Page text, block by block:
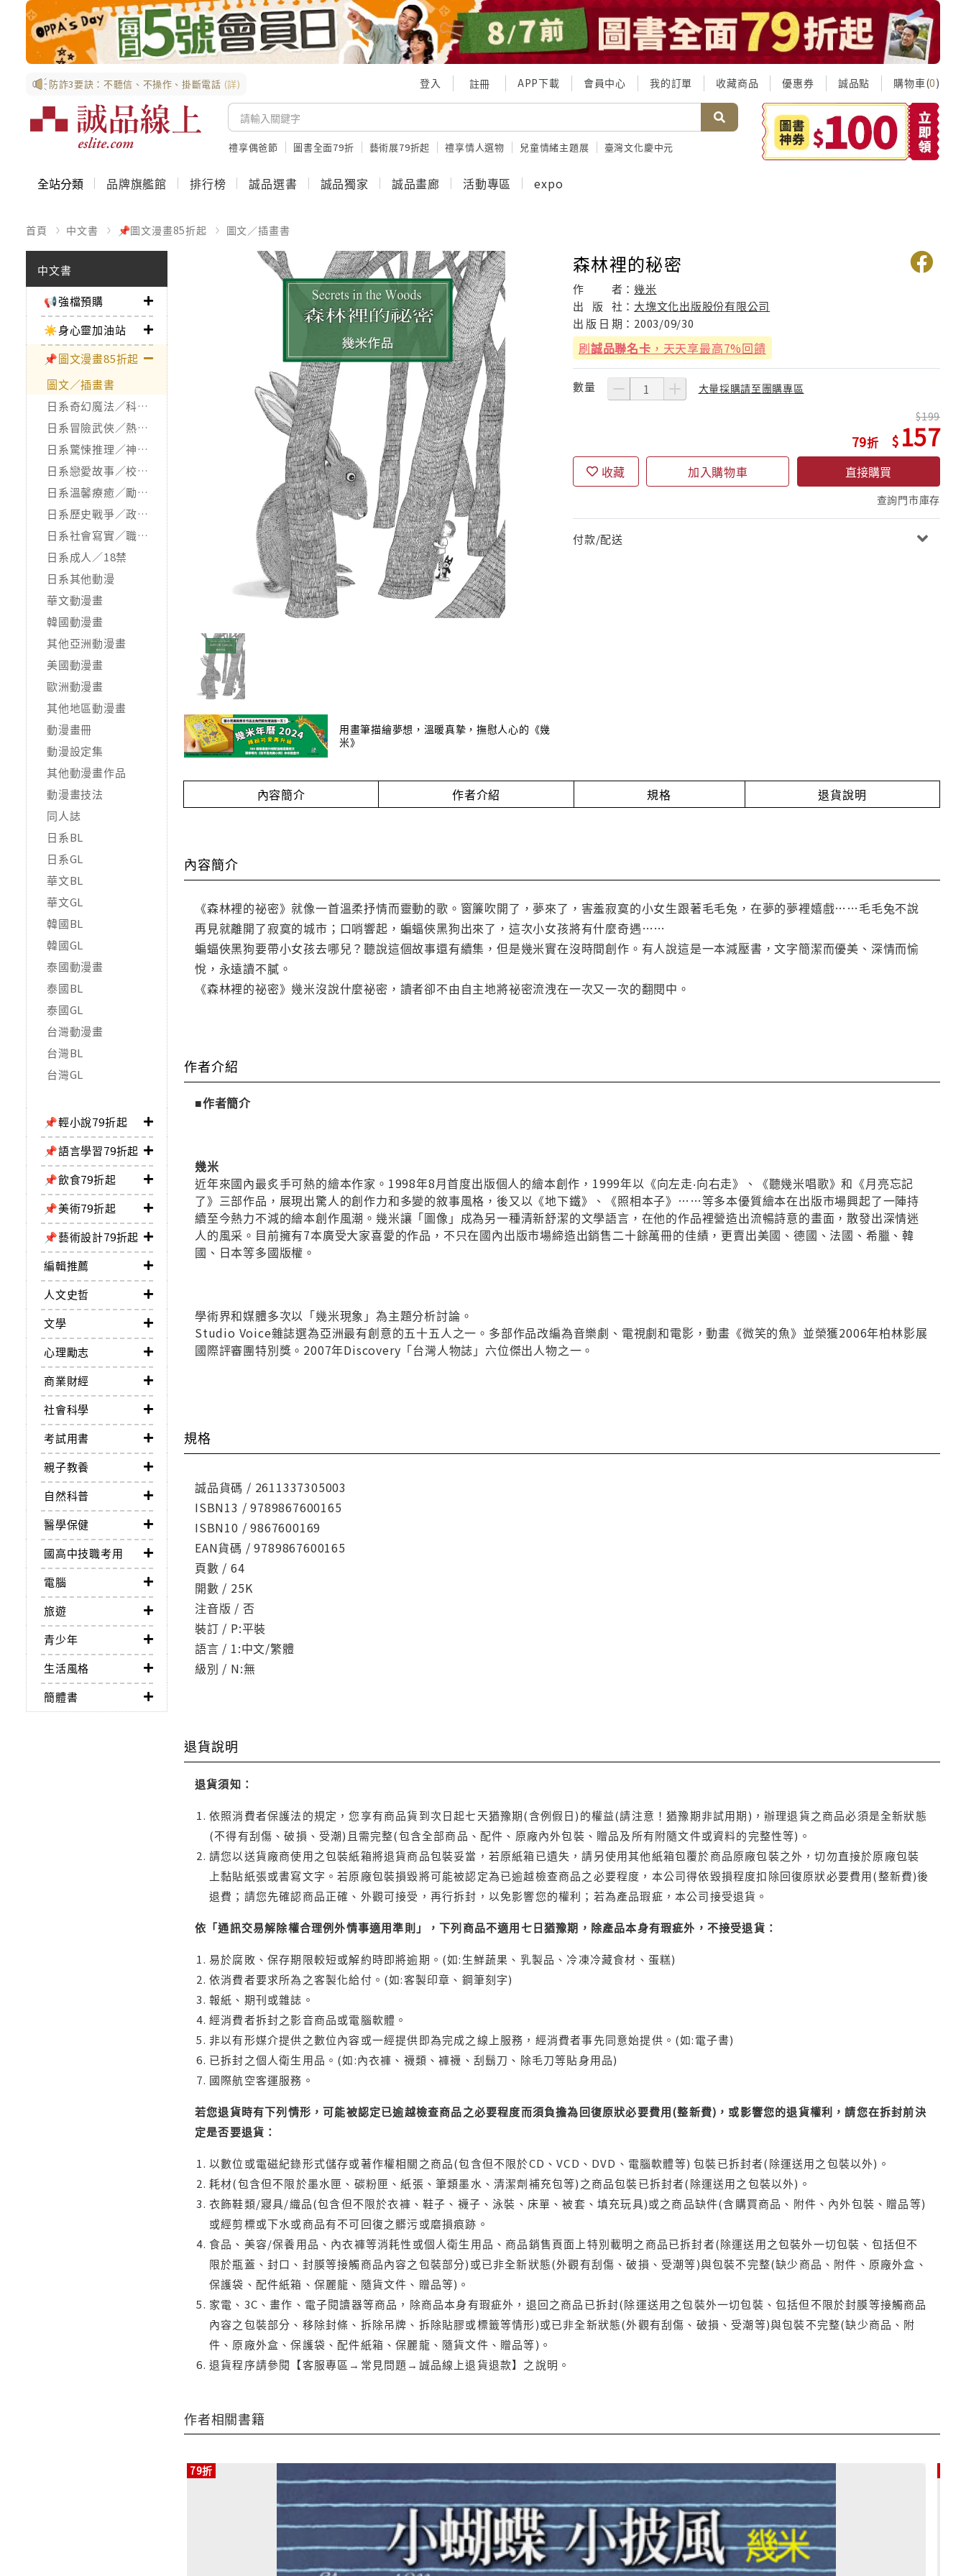
防詐3要訣：不聽信、不操作、掛斷電話 (詳) 登入 註冊 APP下載 會員中心 我的訂單 收藏商品 優惠券 誠品點 購物車(0)
禮享偶爸節 圖書全面79折 藝術展79折起 禮享情人選物 兒童情緒主題展 臺灣文化慶中元
全站分類 品牌旗艦館 排行榜 誠品選書 誠品獨家 誠品畫廊 活動專區 expo
首頁 中文書 📌圖文漫畫85折起 圖文／插畫書
中文書
📢強檔預購
☀️身心靈加油站
📌圖文漫畫85折起
圖文／插畫書
日系奇幻魔法／科幻冒險
日系冒險武俠／熱血運動
日系驚悚推理／神怪靈異
日系戀愛故事／校園青春
日系溫馨療癒／勵志搞笑
日系歷史戰爭／政治宗教
日系社會寫實／職場職人
日系成人／18禁
日系其他動漫
華文動漫畫
韓國動漫畫
其他亞洲動漫畫
美國動漫畫
歐洲動漫畫
其他地區動漫畫
動漫畫冊
動漫設定集
其他動漫畫作品
動漫畫技法
同人誌
日系BL
日系GL
華文BL
華文GL
韓國BL
韓國GL
泰國動漫畫
泰國BL
泰國GL
台灣動漫畫
台灣BL
台灣GL
📌輕小說79折起
📌語言學習79折起
📌飲食79折起
📌美術79折起
📌藝術設計79折起
編輯推薦
人文史哲
文學
心理勵志
商業財經
社會科學
考試用書
親子教養
自然科普
醫學保健
國高中技職考用
電腦
旅遊
青少年
生活風格
簡體書
用畫筆描繪夢想，溫暖真摯，撫慰人心的《幾
米》
森林裡的秘密
作 者：幾米
出
版 社： 大塊文化出版股份有限公司
出 版 日 期： 2003/09/30
刷誠品聯名卡 ，天天享最高7%回饋
數量 大量採購請至團購專區
79
199
157
收藏 加入購物車 直接購買
查詢門市庫存
付款/配送
內容簡介 作者介紹 規格 退貨說明
內容簡介
《森林裡的祕密》就像一首溫柔抒情而靈動的歌。窗簾吹開了，夢來了，害羞寂寞的小女生跟著毛毛兔，在夢的夢裡嬉戲……毛毛兔不說
再見就離開了寂寞的城市；口哨響起，蝙蝠俠黑狗出來了，這次小女孩將有什麼奇遇……
蝙蝠俠黑狗要帶小女孩去哪兒？聽說這個故事還有續集，但是幾米實在沒時間創作。有人說這是一本減壓書，文字簡潔而優美、深情而愉
悅，永遠讀不膩。
《森林裡的祕密》幾米沒說什麼祕密，讀者卻不由自主地將祕密流洩在一次又一次的翻閱中。
作者介紹
■作者簡介
幾米
近年來國內最炙手可熱的繪本作家。1998年8月首度出版個人的繪本創作，1999年以《向左走‧向右走》、《聽幾米唱歌》和《月亮忘記
了》三部作品，展現出驚人的創作力和多變的敘事風格，後又以《地下鐵》、《照相本子》……等多本優質繪本在出版市場興起了一陣持
續至今熱力不減的繪本創作風潮。幾米讓「圖像」成為另一種清新舒潔的文學語言，在他的作品裡營造出流暢詩意的畫面，散發出深情迷
人的風采。目前擁有7本廣受大家喜愛的作品，不只在國內出版市場締造出銷售二十餘萬冊的佳績，更賣出美國、德國、法國、希臘、韓
國、日本等多國版權。
學術界和媒體多次以「幾米現象」為主題分析討論。
Studio Voice雜誌選為亞洲最有創意的五十五人之一。多部作品改編為音樂劇、電視劇和電影，動畫《微笑的魚》並榮獲2006年柏林影展
國際評審團特別獎。2007年Discovery「台灣人物誌」六位傑出人物之一。
規格
誠品貨碼 / 2611337305003
ISBN13 / 9789867600165
ISBN10 / 9867600169
EAN貨碼 / 9789867600165
頁數 / 64
開數 / 25K
注音版 / 否
裝訂 / P:平裝
語言 / 1:中文/繁體
級別 / N:無
退貨說明
退貨須知：
依照消費者保護法的規定，您享有商品貨到次日起七天猶豫期(含例假日)的權益(請注意！猶豫期非試用期)，辦理退貨之商品必須是全新狀態
(不得有刮傷、破損、受潮)且需完整(包含全部商品、配件、原廠內外包裝、贈品及所有附隨文件或資料的完整性等)。
請您以送貨廠商使用之包裝紙箱將退貨商品包裝妥當，若原紙箱已遺失，請另使用其他紙箱包覆於商品原廠包裝之外，切勿直接於原廠包裝
上黏貼紙張或書寫文字。若原廠包裝損毀將可能被認定為已逾越檢查商品之必要程度，本公司得依毀損程度扣除回復原狀必要費用(整新費)後
退費；請您先確認商品正確、外觀可接受，再行拆封，以免影響您的權利；若為產品瑕疵，本公司接受退貨。
依「通訊交易解除權合理例外情事適用準則」，下列商品不適用七日猶豫期，除產品本身有瑕疵外，不接受退貨：
易於腐敗、保存期限較短或解約時即將逾期。(如:生鮮蔬果、乳製品、冷凍冷藏食材、蛋糕)
依消費者要求所為之客製化給付。(如:客製印章、鋼筆刻字)
報紙、期刊或雜誌。
經消費者拆封之影音商品或電腦軟體。
非以有形媒介提供之數位內容或一經提供即為完成之線上服務，經消費者事先同意始提供。(如:電子書)
已拆封之個人衛生用品。(如:內衣褲、襪類、褲襪、刮鬍刀、除毛刀等貼身用品)
國際航空客運服務。
若您退貨時有下列情形，可能被認定已逾越檢查商品之必要程度而須負擔為回復原狀必要費用(整新費)，或影響您的退貨權利，請您在拆封前決
定是否要退貨：
以數位或電磁紀錄形式儲存或著作權相關之商品(包含但不限於CD、VCD、DVD、電腦軟體等) 包裝已拆封者(除運送用之包裝以外)。
耗材(包含但不限於墨水匣、碳粉匣、紙張、筆類墨水、清潔劑補充包等)之商品包裝已拆封者(除運送用之包裝以外)。
衣飾鞋類/寢具/織品(包含但不限於衣褲、鞋子、襪子、泳裝、床單、被套、填充玩具)或之商品缺件(含購買商品、附件、內外包裝、贈品等)
或經剪標或下水或商品有不可回復之髒污或磨損痕跡。
食品、美容/保養用品、內衣褲等消耗性或個人衛生用品、商品銷售頁面上特別載明之商品已拆封者(除運送用之包裝外一切包裝、包括但不
限於瓶蓋、封口、封膜等接觸商品內容之包裝部分)或已非全新狀態(外觀有刮傷、破損、受潮等)與包裝不完整(缺少商品、附件、原廠外盒、
保護袋、配件紙箱、保麗龍、隨貨文件、贈品等)。
家電、3C、畫作、電子閱讀器等商品，除商品本身有瑕疵外，退回之商品已拆封(除運送用之包裝外一切包裝、包括但不限於封膜等接觸商品
內容之包裝部分、移除封條、拆除吊牌、拆除貼膠或標籤等情形)或已非全新狀態(外觀有刮傷、破損、受潮等)與包裝不完整(缺少商品、附
件、原廠外盒、保護袋、配件紙箱、保麗龍、隨貨文件、贈品等)。
退貨程序請參閱【客服專區→常見問題→誠品線上退貨退款】之說明。
作者相關書籍
79折